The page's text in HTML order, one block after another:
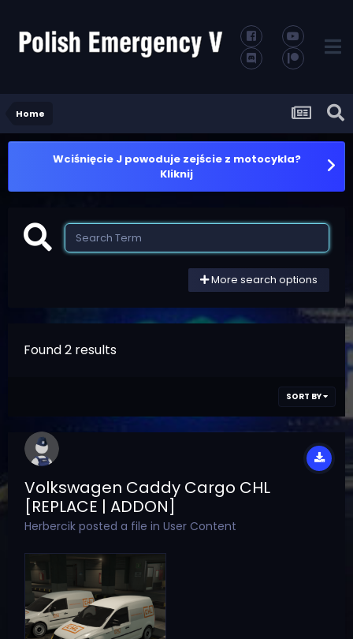
Home
Wciśnięcie J powoduje zejście z motocykla?
Kliknij
More search options
Found 2 results
SORT BY
Volkswagen Caddy Cargo CHL
[REPLACE | ADDON]
Herbercik posted a file in User Content